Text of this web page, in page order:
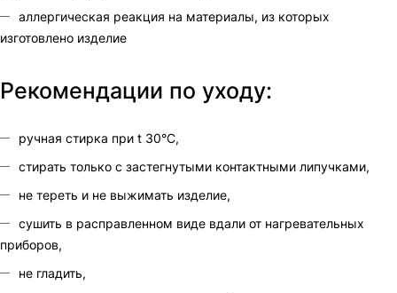
аллергическая реакция на материалы, из которых
изготовлено изделие
Рекомендации по уходу:
ручная стирка при t 30°С,
стирать только с застегнутыми контактными липучками,
не тереть и не выжимать изделие,
сушить в расправленном виде вдали от нагревательных
приборов,
не гладить,